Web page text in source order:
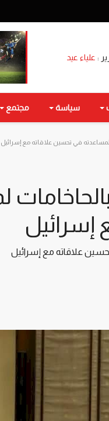
: علياء عيد
سياسة مجتمع
في تحسين علاقاته مع إسرائيل
إسرائيل
علاقاته مع إسرائيل